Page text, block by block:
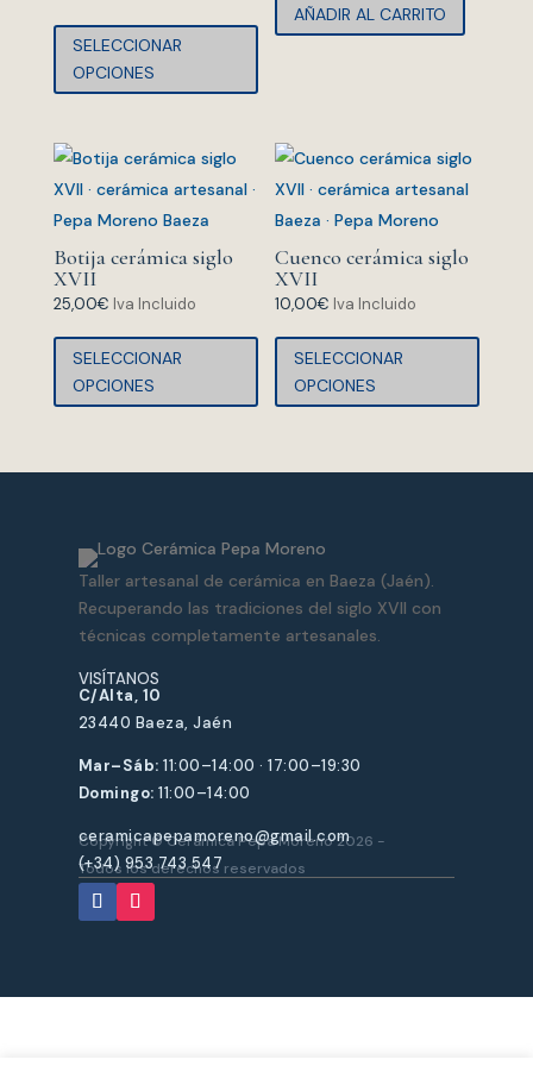
precios:
desde
SELECCIONAR
OPCIONES
Este
variantes.
pueden
elegir
en
página
AÑADIR AL CARRITO
Botija cerámica siglo
XVII
25,00€ Iva Incluido
SELECCIONAR
OPCIONES
Este
producto
tiene
se
pueden
elegir
en
producto
Cuenco cerámica siglo
XVII
10,00€ Iva Incluido
SELECCIONAR
OPCIONES
Este
Taller artesanal de cerámica en Baeza (Jaén).
Recuperando las tradiciones del siglo XVII con
técnicas completamente artesanales.
VISÍTANOS
C/Alta, 10
23440 Baeza, Jaén
Mar–Sáb: 11:00–14:00 · 17:00–19:30
Domingo: 11:00–14:00
ceramicapepamoreno@gmail.com
(+34) 953 743 547
Copyright © Cerámica Pepa Moreno 2026 -
Todos los derechos reservados